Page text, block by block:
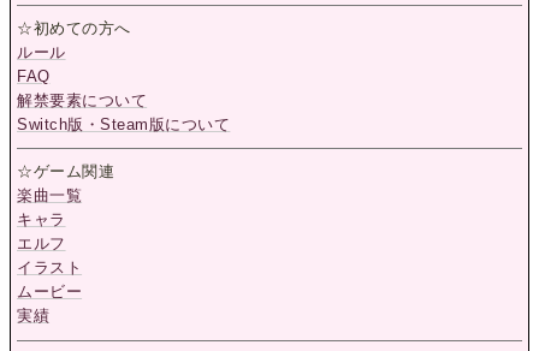
☆初めての方へ
ルール
FAQ
解禁要素について
Switch版・Steam版について
☆ゲーム関連
楽曲一覧
キャラ
エルフ
イラスト
ムービー
実績